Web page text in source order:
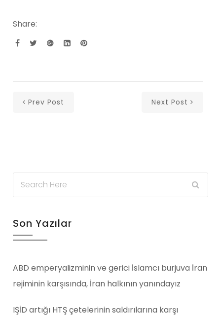
Share:
Prev Post Next Post
Son Yazılar
ABD emperyalizminin ve gerici İslamcı burjuva İran
rejiminin karşısında, İran halkının yanındayız
IŞİD artığı HTŞ çetelerinin saldırılarına karşı